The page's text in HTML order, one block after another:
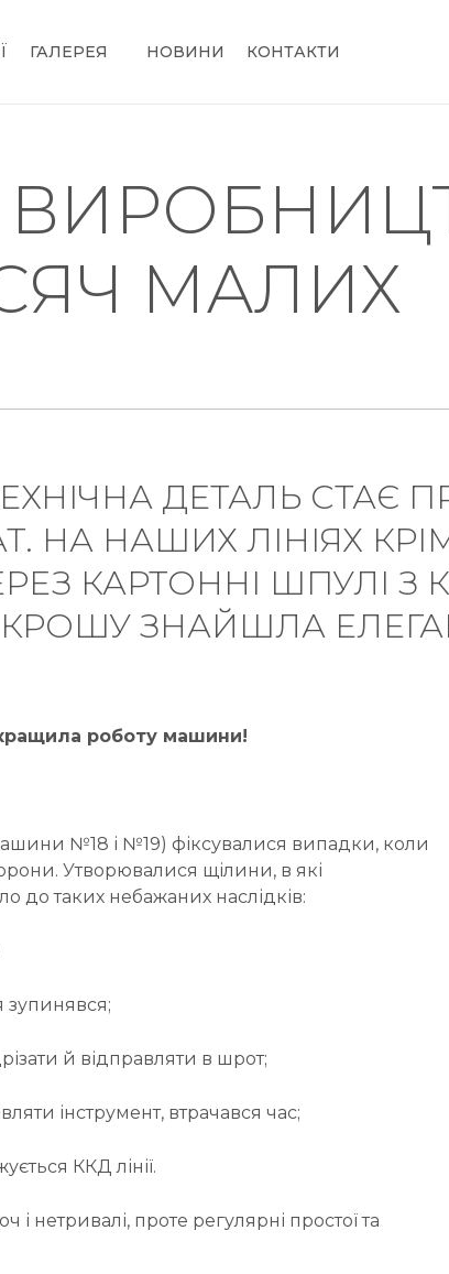
ГАЛЕРЕЯ НОВИНИ КОНТАКТИ
МАЛИХ
ДЕТАЛЬ СТАЄ
НА НАШИХ ЛІНІЯХ
КАРТОННІ ШПУЛІ З
ЗНАЙШЛА
роботу машини!
№18 і №19) фіксувалися випадки, коли
Утворювалися щілини, в які
до таких небажаних наслідків:
зупинявся;
й відправляти в шрот;
інструмент, втрачався час;
ККД лінії.
нетривалі, проте регулярні простої та